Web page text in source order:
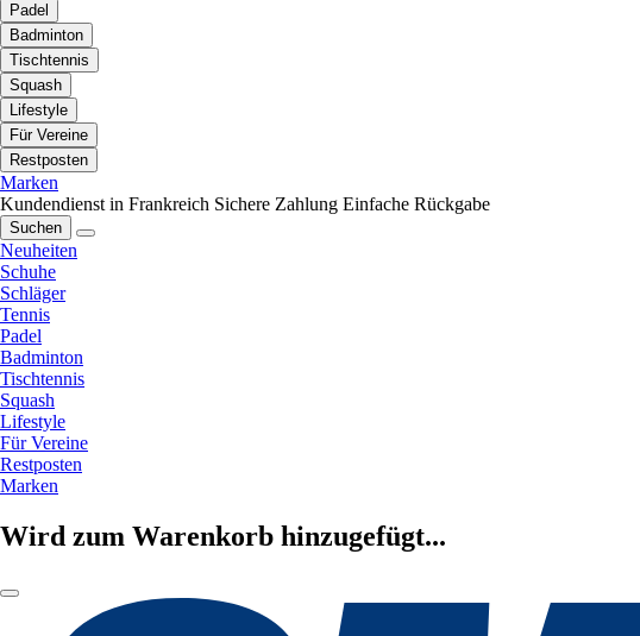
Padel
Badminton
Tischtennis
Squash
Lifestyle
Für Vereine
Restposten
Marken
Kundendienst in Frankreich Sichere Zahlung Einfache Rückgabe
Suchen
Neuheiten
Schuhe
Schläger
Tennis
Padel
Badminton
Tischtennis
Squash
Lifestyle
Für Vereine
Restposten
Marken
Wird zum Warenkorb hinzugefügt...